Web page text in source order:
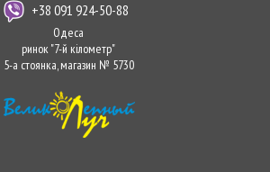
+38 091 924-50-88
Одеса
ринок "7-й кілометр"
5-а стоянка, магазин № 5730